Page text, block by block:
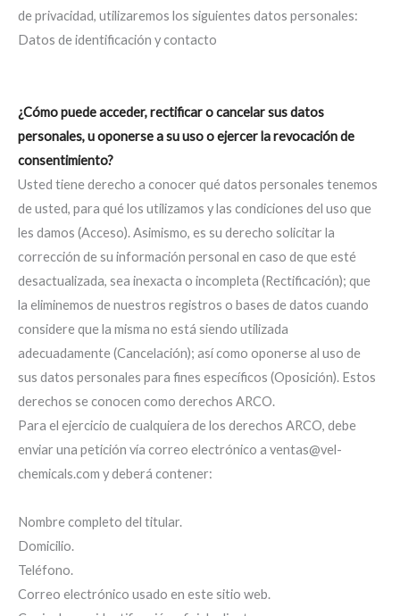
de privacidad, utilizaremos los siguientes datos personales:
Datos de identificación y contacto
¿Cómo puede acceder, rectificar o cancelar sus datos
personales, u oponerse a su uso o ejercer la revocación de
consentimiento?
Usted tiene derecho a conocer qué datos personales tenemos
de usted, para qué los utilizamos y las condiciones del uso que
les damos (Acceso). Asimismo, es su derecho solicitar la
corrección de su información personal en caso de que esté
desactualizada, sea inexacta o incompleta (Rectificación); que
la eliminemos de nuestros registros o bases de datos cuando
considere que la misma no está siendo utilizada
adecuadamente (Cancelación); así como oponerse al uso de
sus datos personales para fines específicos (Oposición). Estos
derechos se conocen como derechos ARCO.
Para el ejercicio de cualquiera de los derechos ARCO, debe
enviar una petición vía correo electrónico a ventas@vel-
chemicals.com y deberá contener:
Nombre completo del titular.
Domicilio.
Teléfono.
Correo electrónico usado en este sitio web.